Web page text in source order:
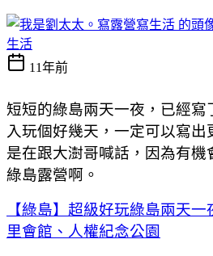
生活
11年前
短短的綠島兩天一夜，已經寫
入玩個好幾天，一定可以寫
是在跟大澍哥喊話，因為有機
綠島露營啊。
【綠島】超級好玩綠島兩天
里會館、人權紀念公園